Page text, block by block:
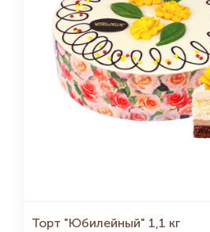
Торт "Юбилейный" 1,1 кг